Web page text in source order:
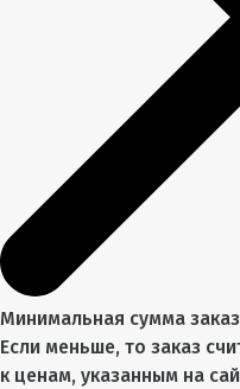
Минимальная сумма
Если меньше, то заказ
к ценам, указанным на